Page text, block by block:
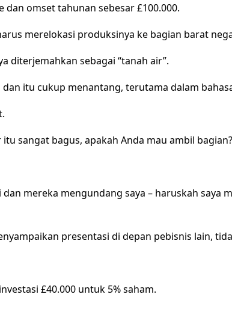
omset tahunan sebesar £100.000.
merelokasi produksinya ke bagian barat
diterjemahkan sebagai “tanah air”.
itu cukup menantang, terutama dalam
sangat bagus, apakah Anda mau ambil
mereka mengundang saya – haruskah saya
presentasi di depan pebisnis lain,
£40.000 untuk 5% saham.